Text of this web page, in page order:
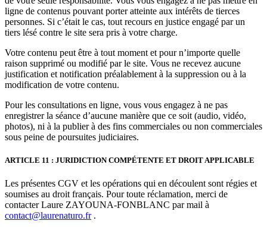
ligne de contenus pouvant porter atteinte aux intérêts de tierces
personnes. Si c’était le cas, tout recours en justice engagé par un
tiers lésé contre le site sera pris à votre charge.
Votre contenu peut être à tout moment et pour n’importe quelle
raison supprimé ou modifié par le site. Vous ne recevez aucune
justification et notification préalablement à la suppression ou à la
modification de votre contenu.
Pour les consultations en ligne, vous vous engagez à ne pas
enregistrer la séance d’aucune manière que ce soit (audio, vidéo,
photos), ni à la publier à des fins commerciales ou non commerciales
sous peine de poursuites judiciaires.
ARTICLE 11 : JURIDICTION COMPÉTENTE ET DROIT APPLICABLE
Les présentes CGV et les opérations qui en découlent sont régies et
soumises au droit français. Pour toute réclamation, merci de
contacter Laure ZAYOUNA-FONBLANC par mail à
contact@laurenaturo.fr.